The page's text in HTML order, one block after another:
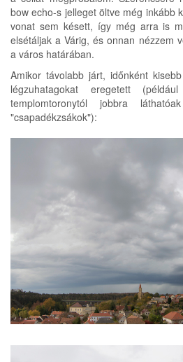
bow echo-s jelleget öltve még inkább
vonat sem késett, így még arra is
elsétáljak a Várig, és onnan nézzem
a város határában.
Amikor távolabb járt, időnként
légzuhatagokat eregetett
templomtoronytól jobbra
"csapadékzsákok"):